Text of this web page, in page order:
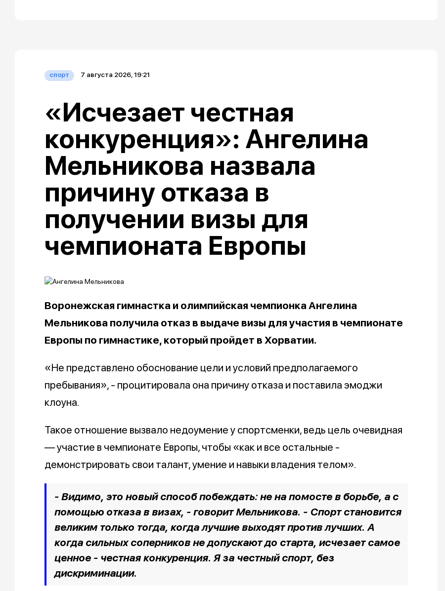
спорт 7 августа 2026, 19:21
«Исчезает честная
конкуренция»: Ангелина
Мельникова назвала
причину отказа в
получении визы для
чемпионата Европы
Воронежская гимнастка и олимпийская чемпионка Ангелина
Мельникова получила отказ в выдаче визы для участия в чемпионате
Европы по гимнастике, который пройдет в Хорватии.
«Не представлено обоснование цели и условий предполагаемого
пребывания», - процитировала она причину отказа и поставила эмоджи
клоуна.
Такое отношение вызвало недоумение у спортсменки, ведь цель очевидная
— участие в чемпионате Европы, чтобы «как и все остальные -
демонстрировать свои талант, умение и навыки владения телом».
- Видимо, это новый способ побеждать: не на помосте в борьбе, а с
помощью отказа в визах, - говорит Мельникова. - Спорт становится
великим только тогда, когда лучшие выходят против лучших. А
когда сильных соперников не допускают до старта, исчезает самое
ценное - честная конкуренция. Я за честный спорт, без
дискриминации.